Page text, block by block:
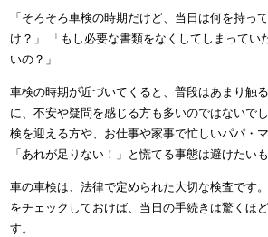
「そろそろ車検の時期だけど、当日は何を持っ
け？」 「もし必要な書類をなくしてしまってい
いの？」
車検の時期が近づいてくると、普段はあまり触
に、不安や疑問を感じる方も多いのではないで
検を迎える方や、お仕事や家事で忙しいパパ・
「あれが足りない！」と慌てる事態は避けたい
車の車検は、法律で定められた大切な検査です
をチェックしておけば、当日の手続きは驚くほ
す。